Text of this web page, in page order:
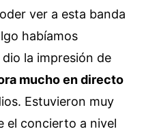
ver a esta banda
habíamos
la impresión de
mucho en directo
Estuvieron muy
el concierto a nivel